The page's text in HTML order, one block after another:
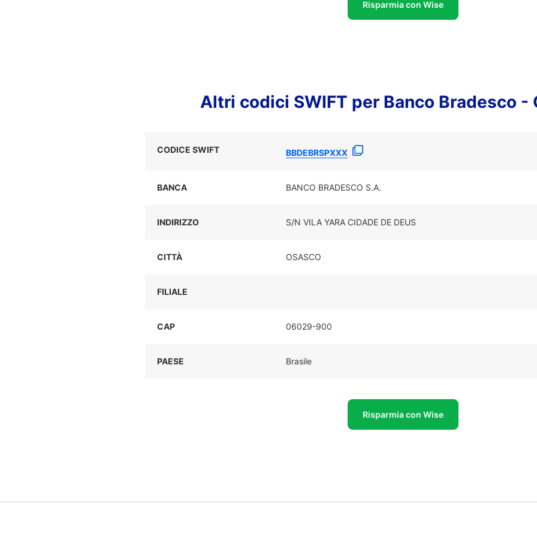
Risparmia con Wise
Altri codici SWIFT per Banco Bradesco -
CODICE SWIFT BBDEBRSPXXX
BANCA BANCO BRADESCO S.A.
INDIRIZZO S/N VILA YARA CIDADE DE DEUS
CITTÀ OSASCO
FILIALE
CAP 06029-900
PAESE Brasile
Risparmia con Wise